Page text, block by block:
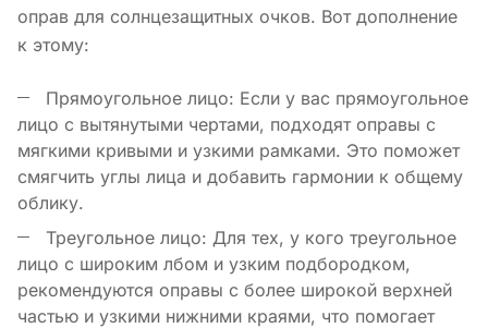
оправ для солнцезащитных очков. Вот дополнение
к этому:
Прямоугольное лицо: Если у вас прямоугольное
лицо с вытянутыми чертами, подходят оправы с
мягкими кривыми и узкими рамками. Это поможет
смягчить углы лица и добавить гармонии к общему
облику.
Треугольное лицо: Для тех, у кого треугольное
лицо с широким лбом и узким подбородком,
рекомендуются оправы с более широкой верхней
частью и узкими нижними краями, что помогает